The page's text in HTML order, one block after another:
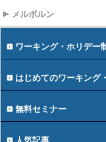
メルボルン
ワーキング・ホリデー
はじめてのワーキング
無料セミナー
人気記事